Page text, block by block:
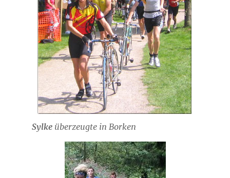
Sylkeüberzeugte in Borken